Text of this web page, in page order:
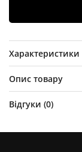
Характеристики
Опис товару
Відгуки (0)